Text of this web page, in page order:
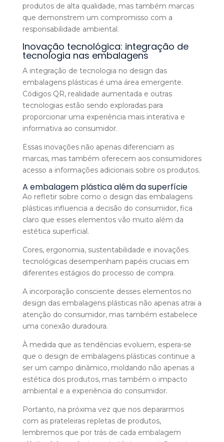
produtos de alta qualidade, mas também marcas
que demonstrem um compromisso com a
responsabilidade ambiental.
Inovação tecnológica: integração de
tecnologia nas embalagens
A integração de tecnologia no design das
embalagens plásticas é uma área emergente.
Códigos QR, realidade aumentada e outras
tecnologias estão sendo exploradas para
proporcionar uma experiência mais interativa e
informativa ao consumidor.
Essas inovações não apenas diferenciam as
marcas, mas também oferecem aos consumidores
acesso a informações adicionais sobre os produtos.
A embalagem plástica além da superfície
Ao refletir sobre como o design das embalagens
plásticas influencia a decisão do consumidor, fica
claro que esses elementos vão muito além da
estética superficial.
Cores, ergonomia, sustentabilidade e inovações
tecnológicas desempenham papéis cruciais em
diferentes estágios do processo de compra.
A incorporação consciente desses elementos no
design das embalagens plásticas não apenas atrai a
atenção do consumidor, mas também estabelece
uma conexão duradoura.
À medida que as tendências evoluem, espera-se
que o design de embalagens plásticas continue a
ser um campo dinâmico, moldando não apenas a
estética dos produtos, mas também o impacto
ambiental e a experiência do consumidor.
Portanto, na próxima vez que nos depararmos
com as prateleiras repletas de produtos,
lembremos que por trás de cada embalagem